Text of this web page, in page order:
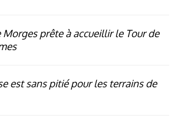
Morges prête à accueillir le Tour de
est sans pitié pour les terrains de